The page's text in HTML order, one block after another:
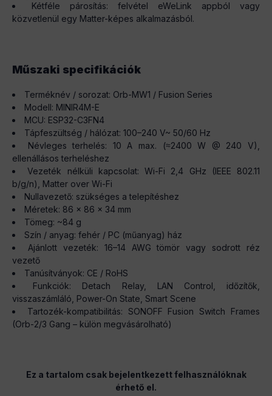
Kétféle párosítás: felvétel eWeLink appból vagy
közvetlenül egy Matter-képes alkalmazásból.
Műszaki specifikációk
Terméknév / sorozat: Orb-MW1 / Fusion Series
Modell: MINIR4M-E
MCU: ESP32-C3FN4
Tápfeszültség / hálózat: 100–240 V~ 50/60 Hz
Névleges terhelés: 10 A max. (≈2400 W @ 240 V),
ellenállásos terheléshez
Vezeték nélküli kapcsolat: Wi-Fi 2,4 GHz (IEEE 802.11
b/g/n), Matter over Wi-Fi
Nullavezető: szükséges a telepítéshez
Méretek: 86 × 86 × 34 mm
Tömeg: ~84 g
Szín / anyag: fehér / PC (műanyag) ház
Ajánlott vezeték: 16–14 AWG tömör vagy sodrott réz
vezető
Tanúsítványok: CE / RoHS
Funkciók: Detach Relay, LAN Control, időzítők,
visszaszámláló, Power-On State, Smart Scene
Tartozék-kompatibilitás: SONOFF Fusion Switch Frames
(Orb-2/3 Gang – külön megvásárolható)
Ez a tartalom csak bejelentkezett felhasználóknak
érhető el.